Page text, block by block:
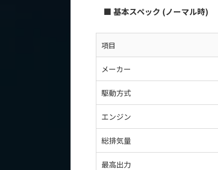
■ 基本スペック (ノーマル時)
項目
メーカー
駆動方式
エンジン
総排気量
最高出力